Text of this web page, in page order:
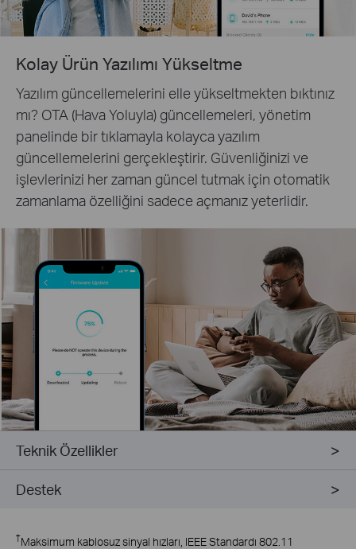
Kolay Ürün Yazılımı Yükseltme
Yazılım güncellemelerini elle yükseltmekten bıktınız
mı? OTA (Hava Yoluyla) güncellemeleri, yönetim
panelinde bir tıklamayla kolayca yazılım
güncellemelerini gerçekleştirir. Güvenliğinizi ve
işlevlerinizi her zaman güncel tutmak için otomatik
zamanlama özelliğini sadece açmanız yeterlidir.
Teknik Özellikler
Destek
†Maksimum kablosuz sinyal hızları, IEEE Standardı 802.11